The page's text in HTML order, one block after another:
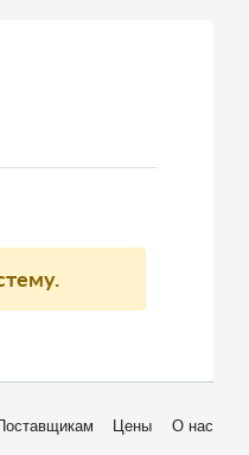
Цены О нас